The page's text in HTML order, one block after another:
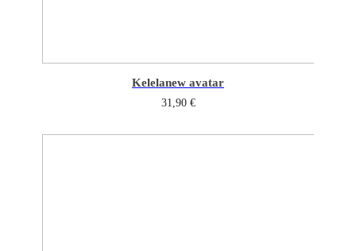
Kelelanew avatar
31,90 €